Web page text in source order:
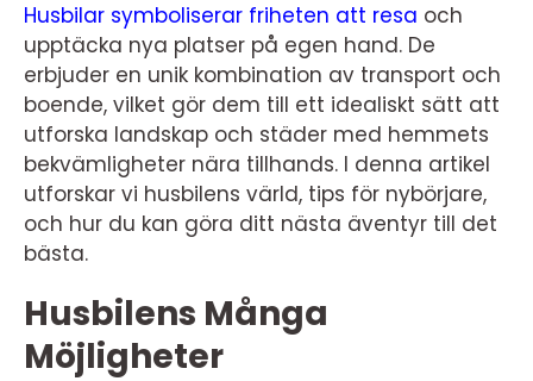
Husbilar symboliserar friheten att resa och
upptäcka nya platser på egen hand. De
erbjuder en unik kombination av transport och
boende, vilket gör dem till ett idealiskt sätt att
utforska landskap och städer med hemmets
bekvämligheter nära tillhands. I denna artikel
utforskar vi husbilens värld, tips för nybörjare,
och hur du kan göra ditt nästa äventyr till det
bästa.
Husbilens Många
Möjligheter